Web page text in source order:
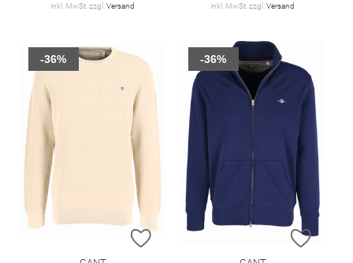
inkl. MwSt. zzgl. Versand inkl. MwSt. zzgl. Versand
ZUR WUNSCHLISTE HINZUFÜGEN
-36%
ZUR
-36%